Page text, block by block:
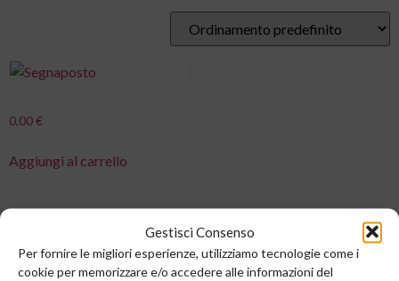
Gestisci Consenso
Per fornire le migliori esperienze, utilizziamo tecnologie come i
cookie per memorizzare e/o accedere alle informazioni del
0,00€
Aggiungi al carrello